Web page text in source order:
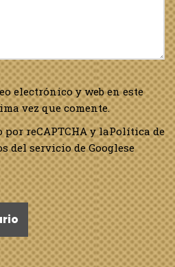
electrónico y web en este
vez que comente.
reCAPTCHA y laPolítica de
del servicio de Googlese